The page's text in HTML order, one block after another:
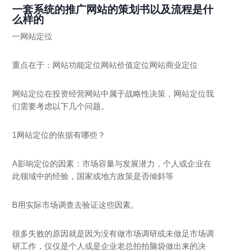
一套系统的推广网站的策划书以及流程是什
么样的
一网站定位
重点在于：网站功能定位网站价值定位网站商业定位
网站定位在投资经营网站中属于战略性决策，网站定位我
们需要考虑以下几个问题。
1网站定位的依据有哪些？
A影响定位的因素：市场容量与发展潜力，个人或企业在
此领域中的经验，国家或地方政策是否倾斜等
B用实际市场调查去验证这些因素。
很多失败的原因就是因为没有做市场调研或未做足市场调
研工作，仅仅是个人或是企业老总拍拍脑袋做出来的决